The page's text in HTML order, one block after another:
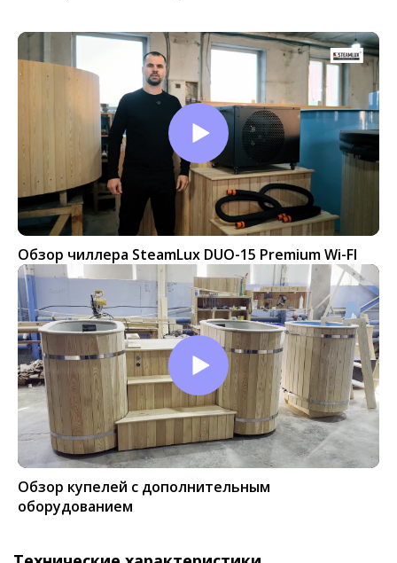
Обзор чиллера SteamLux DUO-15 Premium Wi-FI
Обзор купелей с дополнительным
оборудованием